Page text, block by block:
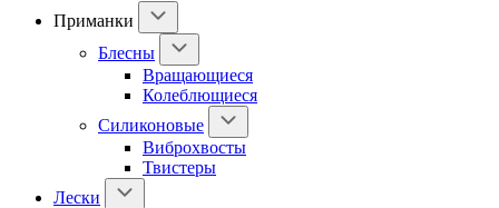
Приманки
Блесны
Вращающиеся
Колеблющиеся
Силиконовые
Виброхвосты
Твистеры
Лески